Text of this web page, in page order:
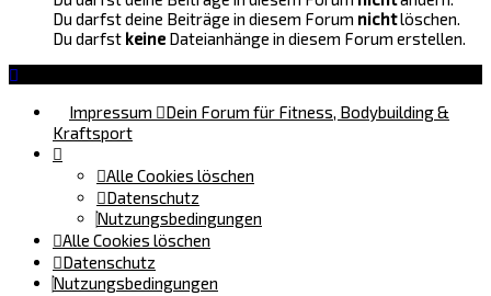
Du darfst deine Beiträge in diesem Forum nichtlöschen.
Du darfst keine Dateianhänge in diesem Forum erstellen.
Impressum
Dein Forum für Fitness, Bodybuilding &
Kraftsport
Alle Cookies löschen
Datenschutz
Nutzungsbedingungen
Alle Cookies löschen
Datenschutz
Nutzungsbedingungen